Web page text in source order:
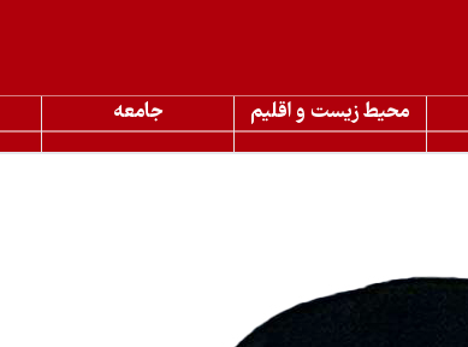
محیط زیست و اقلیم جامعه